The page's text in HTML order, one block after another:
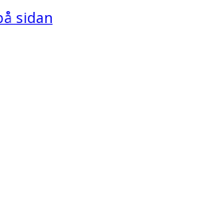
sidan